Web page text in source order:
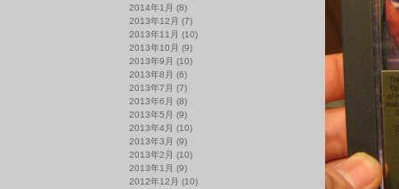
2014年1月 (8)
2013年12月 (7)
2013年11月 (10)
2013年10月 (9)
2013年9月 (10)
2013年8月 (6)
2013年7月 (7)
2013年6月 (8)
2013年5月 (9)
2013年4月 (10)
2013年3月 (9)
2013年2月 (10)
2013年1月 (9)
2012年12月 (10)